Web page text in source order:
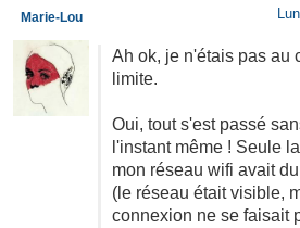
Ah ok, je n'étais pas au
limite.
Oui, tout s'est passé
l'instant même ! Seule
mon réseau wifi avait
(le réseau était visible,
connexion ne se faisait
Marie-Lou